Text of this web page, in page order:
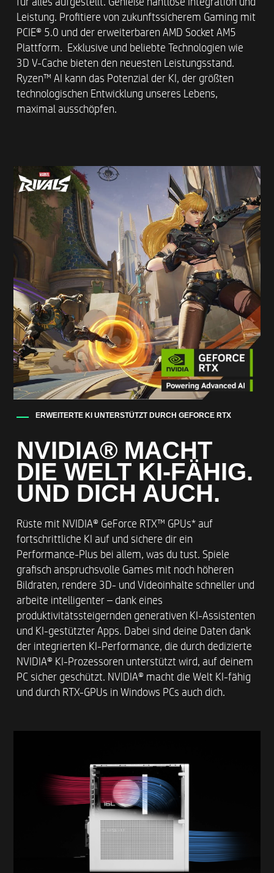
Bis zu XPG 32 GB (2x 16 GB) DDR5 5200 1.25v
UDIMM Arbeitsspeicher mit Kühlkörper
NETZTEIL
Bis zu 500 W 80 PLUS Platinum-zertifiziertes
Netzteil
Panda (Ceramic White und Jet Black) mit
gläsernem Seitenfenster
Jet Black ohne gläsernes Seitenfenster
DATENSPEICHER
Bis zu 2 TB PCIe® Gen4 NVMe™ Performance
M.2 SSD*
WLAN UND BLUETOOTH
Bis zu Intel® Wi-Fi 6E AX211 (2x2) und
Bluetooth® 5.3 Wireless-Karte (Unterstützung
von Gigabit-Datenrate)*
KABELGEBUNDENES LAN
Bis zu Realtek RTL8125BGH-CG
10/100/1000/2500 GbE NIC
BETRIEBSSYSTEM
Windows 11 OS
NACHHALTIGKEIT
57,2 % recycelter Haushaltskunststoff
19,9 % recyceltes Metall
EXTERNE E/A-PORTS AUF DER
VORDERSEITE
2 SuperSpeed USB Type-A mit 10 Gbit/s
Signalrate*​
1 SuperSpeed USB Type-C® mit 5 Gbit/s
Signalrate*​
1 SuperSpeed USB Type-C® mit 10 Gbit/s
Die Ports auf der Vorderseite können variieren.
Leistung. Profitiere von zukunftssicherem Gaming mit
PCIE® 5.0 und der erweiterbaren AMD Socket AM5
Plattform. Exklusive und beliebte Technologien wie
3D V-Cache bieten den neuesten Leistungsstand.
Ryzen™ AI kann das Potenzial der KI, der größten
technologischen Entwicklung unseres Lebens,
maximal ausschöpfen.
ERWEITERTE KI UNTERSTÜTZT DURCH GEFORCE RTX
NVIDIA® MACHT
DIE WELT KI-FÄHIG.
UND DICH AUCH.
Rüste mit NVIDIA® GeForce RTX™ GPUs* auf
fortschrittliche KI auf und sichere dir ein
Performance-Plus bei allem, was du tust. Spiele
grafisch anspruchsvolle Games mit noch höheren
Bildraten, rendere 3D- und Videoinhalte schneller und
arbeite intelligenter – dank eines
produktivitätssteigernden generativen KI-Assistenten
und KI-gestützter Apps. Dabei sind deine Daten dank
der integrierten KI-Performance, die durch dedizierte
NVIDIA® KI-Prozessoren unterstützt wird, auf deinem
PC sicher geschützt. NVIDIA® macht die Welt KI-fähig
und durch RTX-GPUs in Windows PCs auch dich.​